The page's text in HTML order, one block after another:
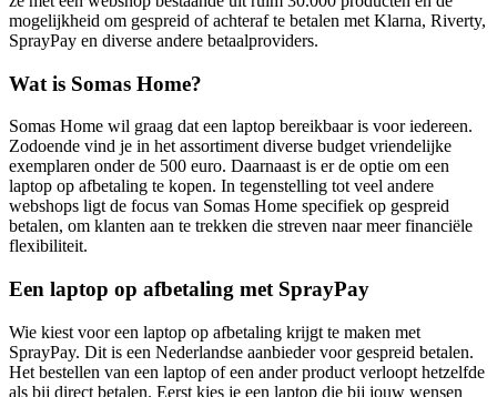
mogelijkheid om gespreid of achteraf te betalen met Klarna, Riverty,
SprayPay en diverse andere betaalproviders.
Wat is Somas Home?
Somas Home wil graag dat een laptop bereikbaar is voor iedereen.
Zodoende vind je in het assortiment diverse budget vriendelijke
exemplaren onder de 500 euro. Daarnaast is er de optie om een
laptop op afbetaling te kopen. In tegenstelling tot veel andere
webshops ligt de focus van Somas Home specifiek op gespreid
betalen, om klanten aan te trekken die streven naar meer financiële
flexibiliteit.
Een laptop op afbetaling met SprayPay
Wie kiest voor een laptop op afbetaling krijgt te maken met
SprayPay. Dit is een Nederlandse aanbieder voor gespreid betalen.
Het bestellen van een laptop of een ander product verloopt hetzelfde
als bij direct betalen. Eerst kies je een laptop die bij jouw wensen